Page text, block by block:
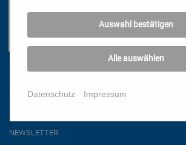
Links
NEWSLETTER
Auswahl bestätigen
Alle auswählen
Datenschutz Impressum